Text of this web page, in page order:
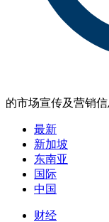
的市场宣传及营销信
最新
新加坡
东南亚
国际
中国
财经